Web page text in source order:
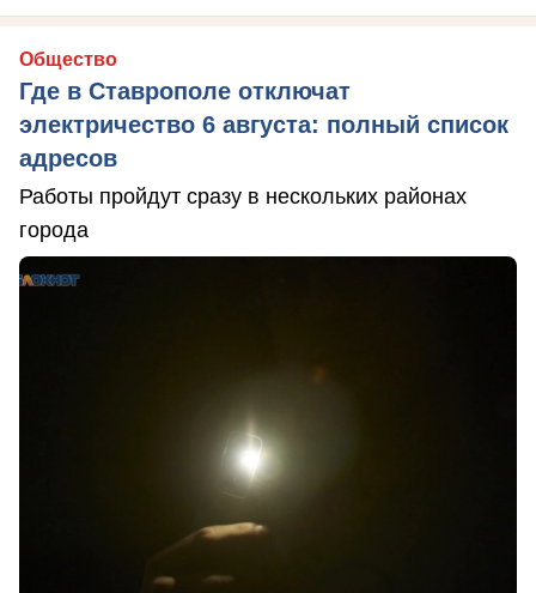
Общество
Где в Ставрополе отключат
электричество 6 августа: полный список
адресов
Работы пройдут сразу в нескольких районах
города